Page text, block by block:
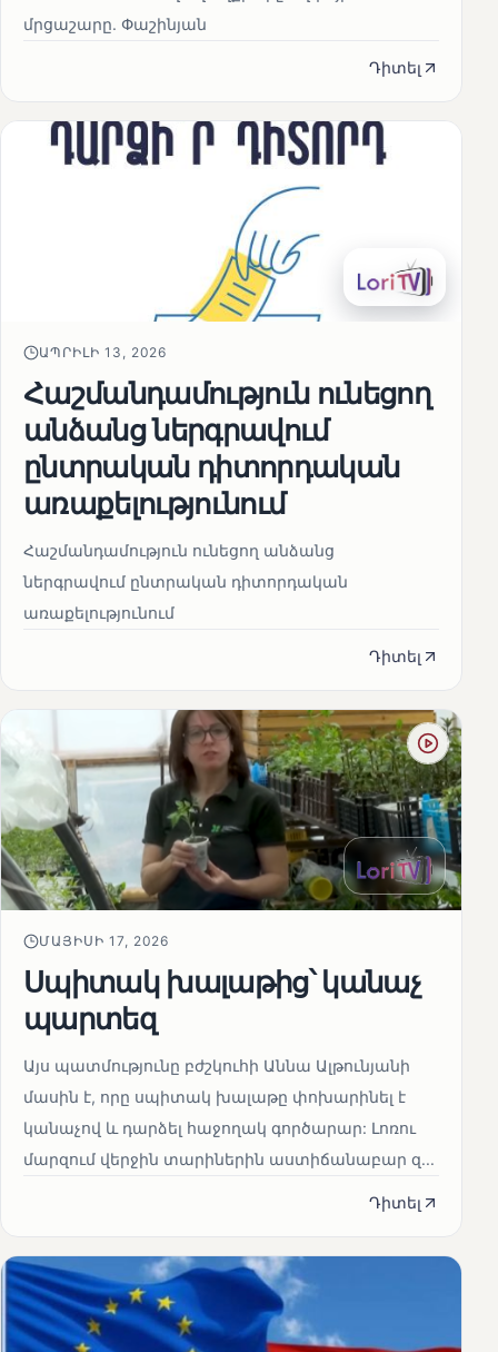
մրցաշարը. Փաշինյան
Դիտել
ԱՊՐԻԼԻ 13, 2026
Հաշմանդամություն ունեցող
անձանց ներգրավում
ընտրական դիտորդական
առաքելությունում
Հաշմանդամություն ունեցող անձանց
ներգրավում ընտրական դիտորդական
առաքելությունում
Դիտել
ՄԱՅԻՍԻ 17, 2026
Սպիտակ խալաթից՝ կանաչ
պարտեզ
Այս պատմությունը բժշկուհի Աննա Ալթունյանի
մասին է, որը սպիտակ խալաթը փոխարինել է
կանաչով և դարձել հաջողակ գործարար: Լոռու
մարզում վերջին տարիներին աստիճանաբար զ...
Դիտել